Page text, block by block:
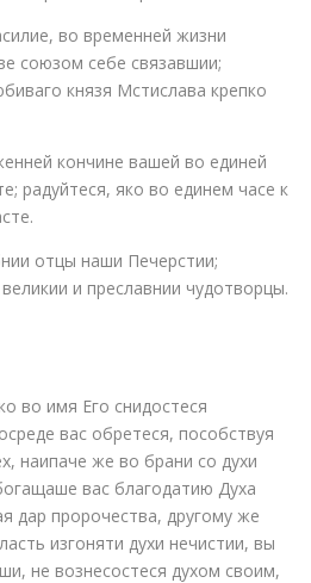
во временней жизни
союзом себе связавшии;
князя Мстислава крепко
кончине вашей во единей
радуйтеся, яко во единем часе к
отцы наши Печерстии;
и пpecлавнии чудотворцы.
во имя Его снидостеся
вас обретеся, пособствуя
наипаче же во брани со духи
вас благодатию Духа
дар пророчества, другому же
изгоняти духи нечистии, вы
не вознесостеся духом своим,